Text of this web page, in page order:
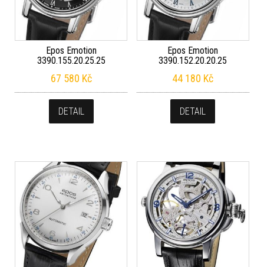
Epos Emotion
3390.155.20.25.25
67 580 Kč
DETAIL
Epos Emotion
3390.152.20.20.25
44 180 Kč
DETAIL